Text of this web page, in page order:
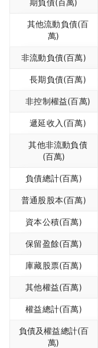
期負債(百萬)
其他流動負債(百
萬)
非流動負債(百萬)
長期負債(百萬)
非控制權益(百萬)
遞延收入(百萬)
其他非流動負債
(百萬)
負債總計(百萬)
普通股股本(百萬)
資本公積(百萬)
保留盈餘(百萬)
庫藏股票(百萬)
其他權益(百萬)
權益總計(百萬)
負債及權益總計(百
萬)